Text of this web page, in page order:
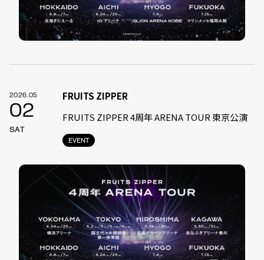
2026.05
02
SAT
EVENT
FRUITS ZIPPER
FRUITS ZIPPER 4周年 ARENA TOUR 東京公演